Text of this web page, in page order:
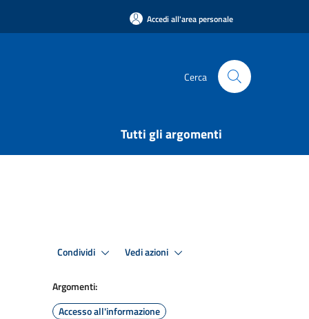
Accedi all'area personale
Cerca
Tutti gli argomenti
Condividi Vedi azioni
Argomenti:
Accesso all'informazione